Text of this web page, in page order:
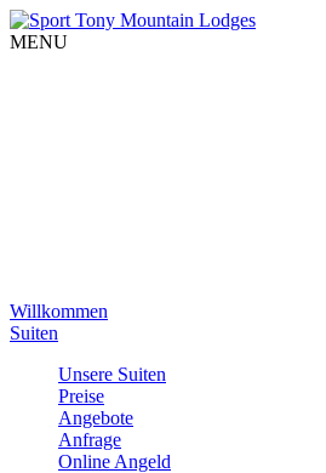
MENU
Willkommen
Suiten
Unsere Suiten
Preise
Angebote
Anfrage
Online Angeld